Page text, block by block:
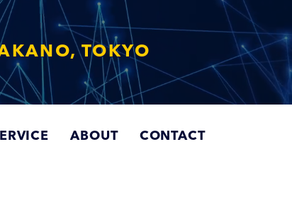
TOKYO
ABOUT CONTACT